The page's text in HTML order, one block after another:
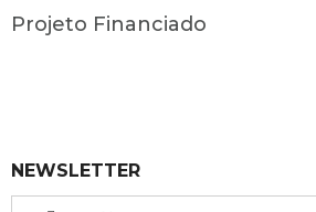
Projeto Financiado
NEWSLETTER